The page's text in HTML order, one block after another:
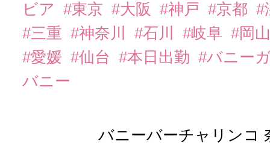
ビア
#東京 #大阪 #神戸 #京都 #
#三重 #神奈川 #石川 #岐阜 #岡
#愛媛 #仙台 #本日出勤 #バニー
バニー
バニーバーチャリンコ